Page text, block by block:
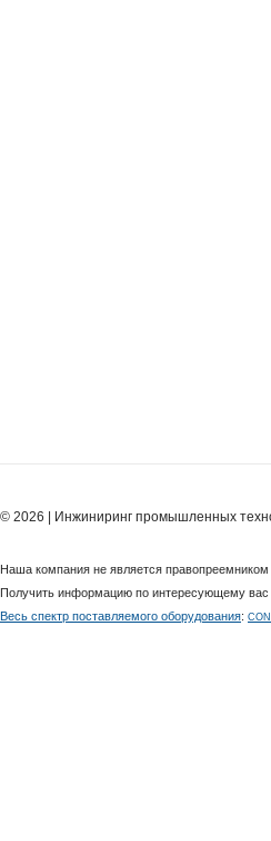
© 2026 | Инжиниринг промышленных
Наша компания не является
Получить информацию по интересующему вас
Весь спектр поставляемого оборудования: